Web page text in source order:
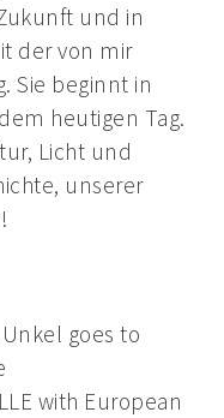
und in
der von mir
Sie beginnt in
heutigen Tag.
Licht und
unserer
goes to
with European